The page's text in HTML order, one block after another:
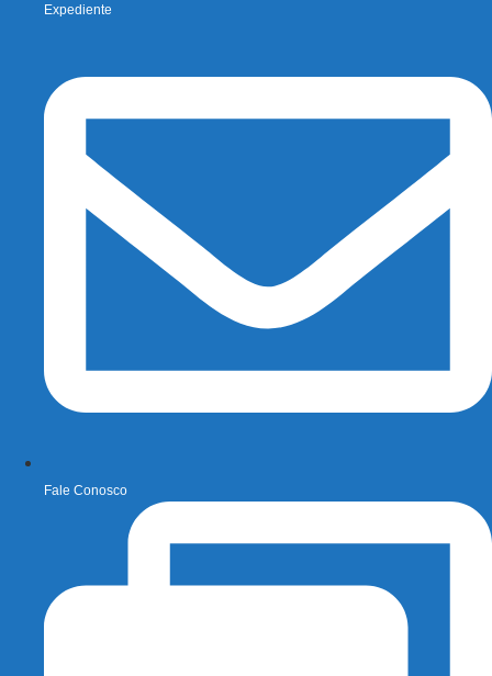
Expediente
Fale Conosco